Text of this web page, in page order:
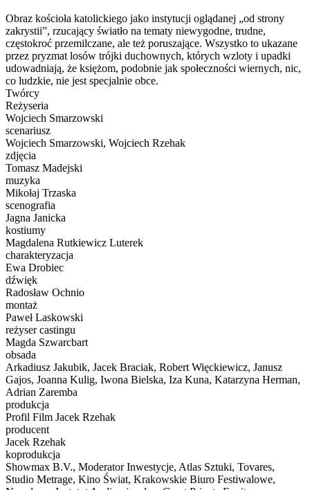
Obraz kościoła katolickiego jako instytucji oglądanej „od strony
zakrystii”, rzucający światło na tematy niewygodne, trudne,
częstokroć przemilczane, ale też poruszające. Wszystko to ukazane
przez pryzmat losów trójki duchownych, których wzloty i upadki
udowadniają, że księżom, podobnie jak społeczności wiernych, nic,
co ludzkie, nie jest specjalnie obce.
Twórcy
Reżyseria
Wojciech Smarzowski
scenariusz
Wojciech Smarzowski, Wojciech Rzehak
zdjęcia
Tomasz Madejski
muzyka
Mikołaj Trzaska
scenografia
Jagna Janicka
kostiumy
Magdalena Rutkiewicz Luterek
charakteryzacja
Ewa Drobiec
dźwięk
Radosław Ochnio
montaż
Paweł Laskowski
reżyser castingu
Magda Szwarcbart
obsada
Arkadiusz Jakubik, Jacek Braciak, Robert Więckiewicz, Janusz
Gajos, Joanna Kulig, Iwona Bielska, Iza Kuna, Katarzyna Herman,
Adrian Zaremba
produkcja
Profil Film Jacek Rzehak
producent
Jacek Rzehak
koprodukcja
Showmax B.V., Moderator Inwestycje, Atlas Sztuki, Tovares,
Studio Metrage, Kino Świat, Krakowskie Biuro Festiwalowe,